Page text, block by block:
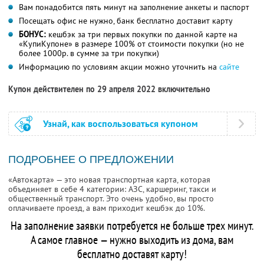
Вам понадобится пять минут на заполнение анкеты и паспорт
Посещать офис не нужно, банк бесплатно доставит карту
БОНУС: кешбэк за три первых покупки по данной карте на
«КупиКупоне» в размере 100% от стоимости покупки (но не
более 1000р. в сумме за три покупки)
Информацию по условиям акции можно уточнить на сайте
Купон действителен по 29 апреля 2022 включительно
Узнай, как воспользоваться купоном
ПОДРОБНЕЕ О ПРЕДЛОЖЕНИИ
«Автокарта» — это новая транспортная карта, которая
объединяет в себе 4 категории: АЗС, каршеринг, такси и
общественный транспорт. Это очень удобно, вы просто
оплачиваете проезд, а вам приходит кешбэк до 10%.
На заполнение заявки потребуется не больше трех минут.
А самое главное — нужно выходить из дома, вам
бесплатно доставят карту!